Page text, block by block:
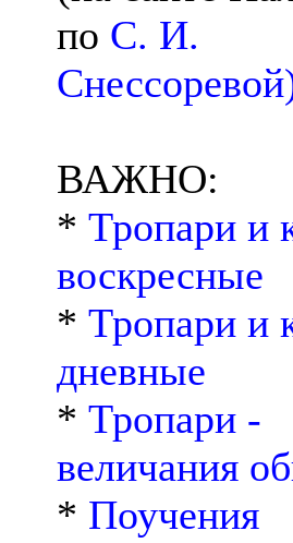
по С. И.
ВАЖНО:
* Тропари и
воскресные
* Тропари и
дневные
* Тропари -
величания
* Поучения